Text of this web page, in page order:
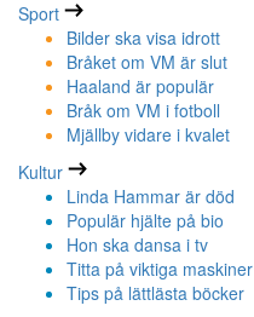
Sport
Bilder ska visa idrott
Bråket om VM är slut
Haaland är populär
Bråk om VM i fotboll
Mjällby vidare i kvalet
Kultur
Linda Hammar är död
Populär hjälte på bio
Hon ska dansa i tv
Titta på viktiga maskiner
Tips på lättlästa böcker